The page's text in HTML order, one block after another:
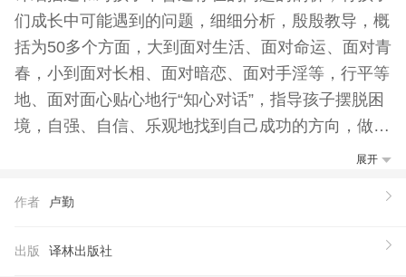
们成长中可能遇到的问题，细细分析，殷殷教导，概
括为50多个方面，大到面对生活、面对命运、面对青
春，小到面对长相、面对暗恋、面对手淫等，行平等
地、面对面心贴心地行“知心对话”，指导孩子摆脱困
境，自强、自信、乐观地找到自己成功的方向，做好
的自己。 本书是孩子们喜爱的励志书。书中有很多
书，孩子们将学会自信地面对世界，大声说出：“我
【推荐语】
展开
作者 卢勤
出版 译林出版社